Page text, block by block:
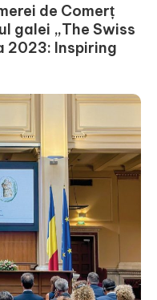
de Comerț
galei „The Swiss
2023: Inspiring